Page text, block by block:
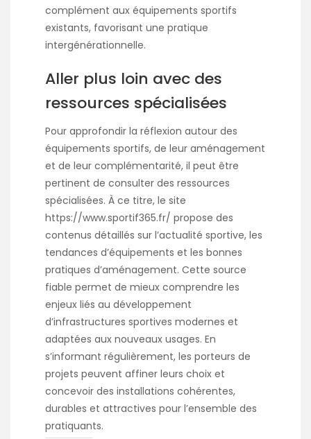
complément aux équipements sportifs
existants, favorisant une pratique
intergénérationnelle.
Aller plus loin avec des
ressources spécialisées
Pour approfondir la réflexion autour des
équipements sportifs, de leur aménagement
et de leur complémentarité, il peut être
pertinent de consulter des ressources
spécialisées. À ce titre, le site
https://www.sportif365.fr/ propose des
contenus détaillés sur l’actualité sportive, les
tendances d’équipements et les bonnes
pratiques d’aménagement. Cette source
fiable permet de mieux comprendre les
enjeux liés au développement
d’infrastructures sportives modernes et
adaptées aux nouveaux usages. En
s’informant régulièrement, les porteurs de
projets peuvent affiner leurs choix et
concevoir des installations cohérentes,
durables et attractives pour l’ensemble des
pratiquants.